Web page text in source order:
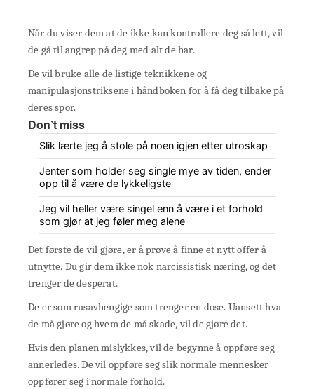
Når du viser dem at de ikke kan kontrollere deg så lett, vil
de gå til angrep på deg med alt de har.
De vil bruke alle de listige teknikkene og
manipulasjonstriksene i håndboken for å få deg tilbake på
deres spor.
Don’t miss
Slik lærte jeg å stole på noen igjen etter utroskap
Jenter som holder seg single mye av tiden, ender
opp til å være de lykkeligste
Jeg vil heller være singel enn å være i et forhold
som gjør at jeg føler meg alene
Det første de vil gjøre, er å prøve å finne et nytt offer å
utnytte. Du gir dem ikke nok narcissistisk næring, og det
trenger de desperat.
De er som rusavhengige som trenger en dose. Uansett hva
de må gjøre og hvem de må skade, vil de gjøre det.
Hvis den planen mislykkes, vil de begynne å oppføre seg
annerledes. De vil oppføre seg slik normale mennesker
oppfører seg i normale forhold.